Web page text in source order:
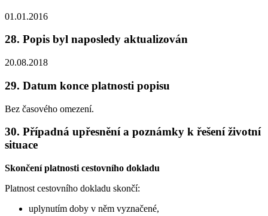
01.01.2016
28. Popis byl naposledy aktualizován
20.08.2018
29. Datum konce platnosti popisu
Bez časového omezení.
30. Případná upřesnění a poznámky k řešení životní
situace
Skončení platnosti cestovního dokladu
Platnost cestovního dokladu skončí:
uplynutím doby v něm vyznačené,